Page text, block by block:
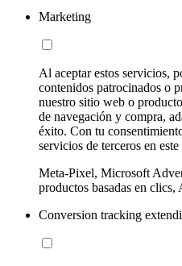
Marketing
Al aceptar estos servicios,
contenidos patrocinados o
nuestro sitio web o
de navegación y compra,
éxito. Con tu
servicios de terceros en
Meta-Pixel, Microsoft
productos basadas en clics,
Conversion tracking